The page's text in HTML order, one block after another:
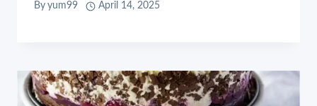
By yum99 April 14, 2025